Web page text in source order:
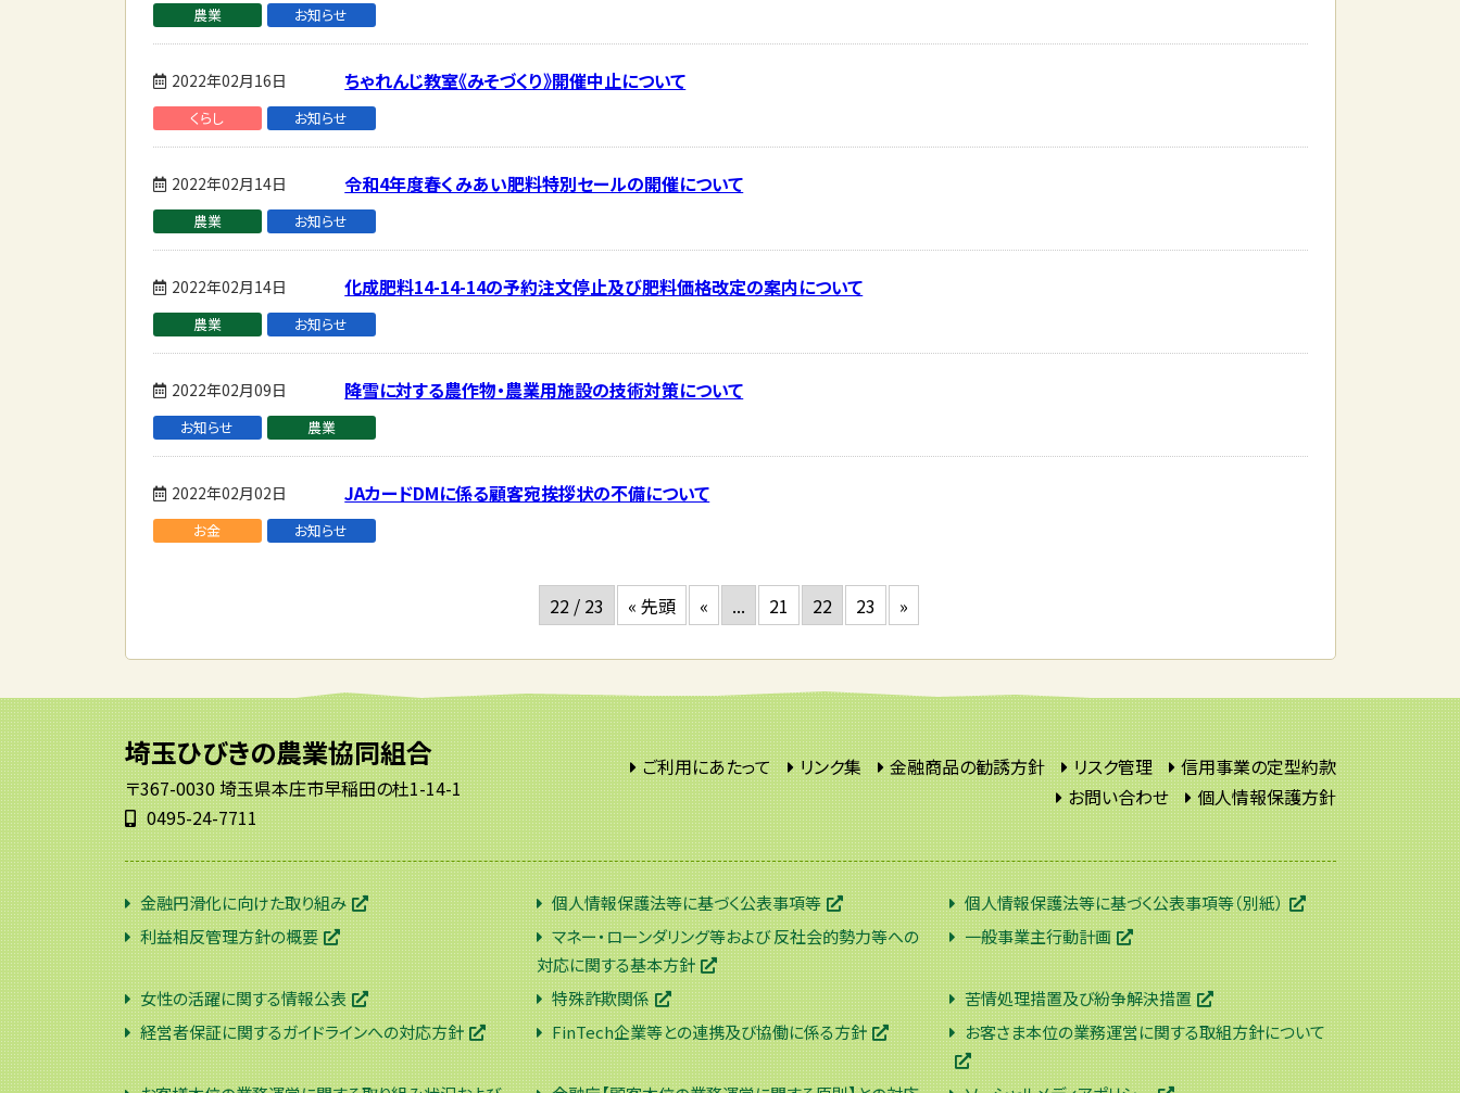
農業 お知らせ
2022年02月16日 ちゃれんじ教室《みそづくり》開催中止について
くらし お知らせ
2022年02月14日 令和4年度春くみあい肥料特別セールの開催について
農業 お知らせ
2022年02月14日 化成肥料14-14-14の予約注文停止及び肥料価格改定の案内について
農業 お知らせ
2022年02月09日 降雪に対する農作物・農業用施設の技術対策について
お知らせ 農業
2022年02月02日 JAカードDMに係る顧客宛挨拶状の不備について
お金 お知らせ
22 / 23 « 先頭 « ... 21 22 23 »
ご利用にあたって リンク集 金融商品の勧誘方針 リスク管理
信用事業の定型約款
お問い合わせ
個人情報保護方針
埼玉ひびきの農業協同組合
〒367-0030 埼玉県本庄市早稲田の杜1-14-1
0495-24-7711
金融円滑化に向けた取り組み 個人情報保護法等に基づく公表事項等
個人情報保護法等に基づく公表事項等（別紙）
利益相反管理方針の概要
マネー・ローンダリング等および 反社会的勢力等への
対応に関する基本方針
一般事業主行動計画
女性の活躍に関する情報公表 特殊詐欺関係
苦情処理措置及び紛争解決措置
経営者保証に関するガイドラインへの対応方針
FinTech企業等との連携及び協働に係る方針 お客さま本位の業務運営に関する取組方針について